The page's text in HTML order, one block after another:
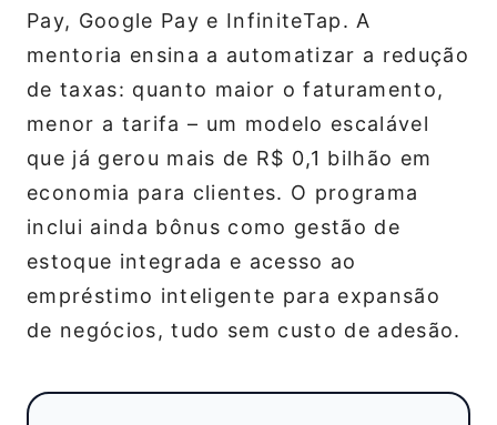
Pay, Google Pay e InfiniteTap. A
mentoria ensina a automatizar a redução
de taxas: quanto maior o faturamento,
menor a tarifa – um modelo escalável
que já gerou mais de R$ 0,1 bilhão em
economia para clientes. O programa
inclui ainda bônus como gestão de
estoque integrada e acesso ao
empréstimo inteligente para expansão
de negócios, tudo sem custo de adesão.